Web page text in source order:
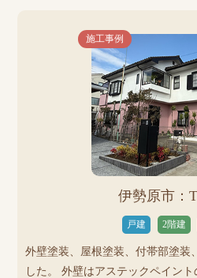
施工事例
伊勢原市：
戸建 2階建
外壁塗装、屋根塗装、付帯部塗装
した。 外壁はアステックペイン